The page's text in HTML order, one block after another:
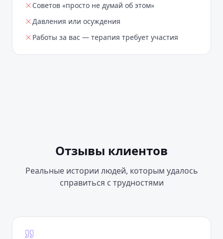
Советов «просто не думай об этом»
Давления или осуждения
Работы за вас — терапия требует участия
Отзывы клиентов
Реальные истории людей, которым удалось
справиться с трудностями